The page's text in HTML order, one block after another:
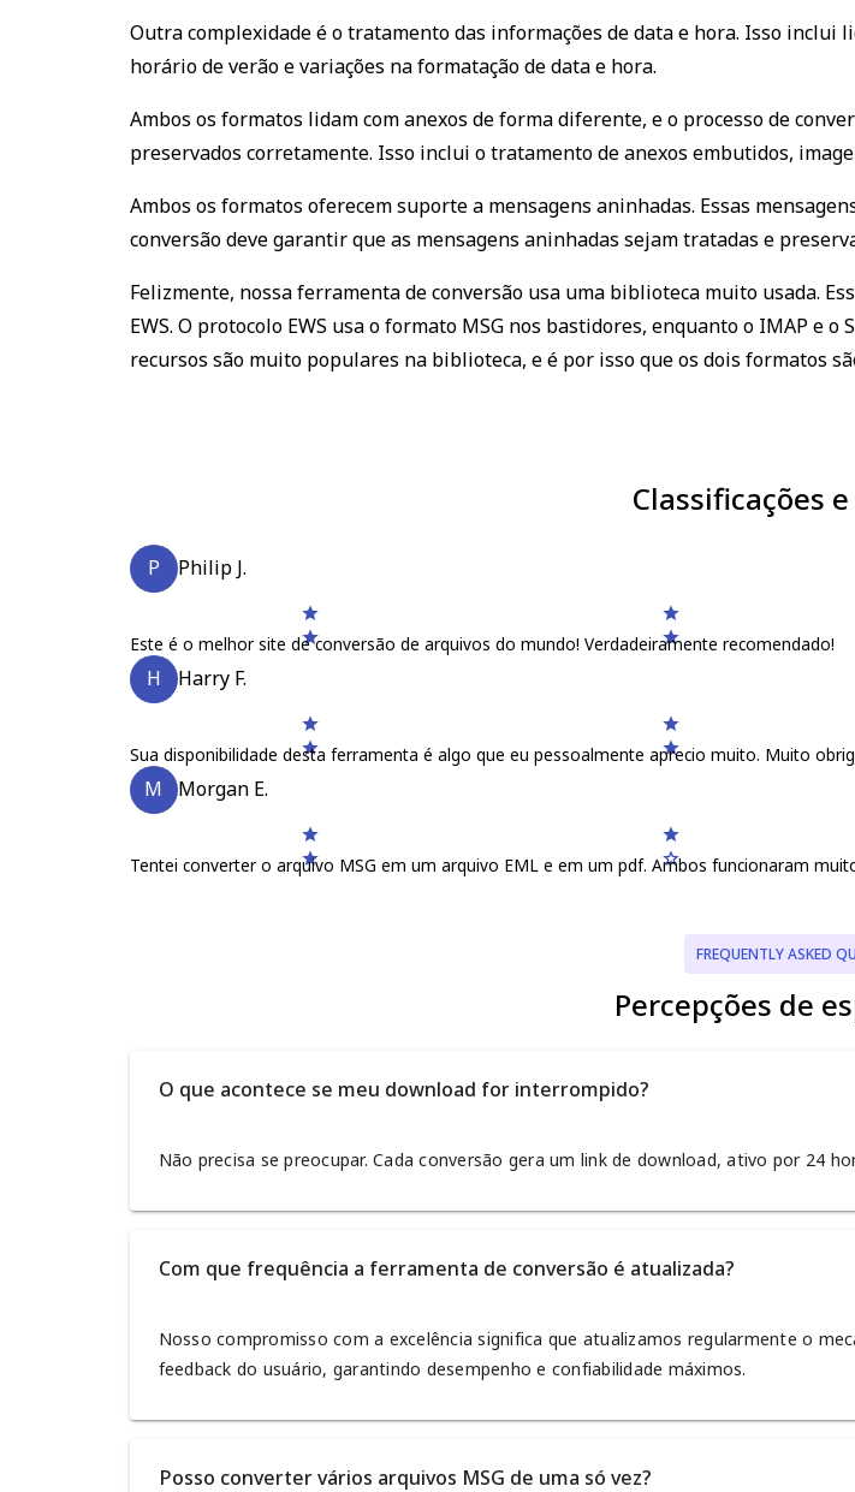
Outra complexidade é o tratamento das informações de data e hora. Isso
horário de verão e variações na formatação de data e hora.
Ambos os formatos lidam com anexos de forma diferente, e o processo de
preservados corretamente. Isso inclui o tratamento de anexos embutidos,
Ambos os formatos oferecem suporte a mensagens aninhadas. Essas
conversão deve garantir que as mensagens aninhadas sejam tratadas e
Felizmente, nossa ferramenta de conversão usa uma biblioteca muito usada.
EWS. O protocolo EWS usa o formato MSG nos bastidores, enquanto o IMAP e
recursos são muito populares na biblioteca, e é por isso que os dois formatos
Classificações
P Philip J.
Este é o melhor site de conversão de arquivos do mundo! Verdadeiramente recomendado!
H Harry F.
Sua disponibilidade desta ferramenta é algo que eu pessoalmente aprecio muito. Muito
M Morgan E.
Tentei converter o arquivo MSG em um arquivo EML e em um pdf. Ambos funcionaram
FREQUENTLY ASKED
Percepções de
O que acontece se meu download for interrompido?
Não precisa se preocupar. Cada conversão gera um link de download, ativo por 24
Com que frequência a ferramenta de conversão é atualizada?
Nosso compromisso com a excelência significa que atualizamos regularmente o
feedback do usuário, garantindo desempenho e confiabilidade máximos.
Posso converter vários arquivos MSG de uma só vez?